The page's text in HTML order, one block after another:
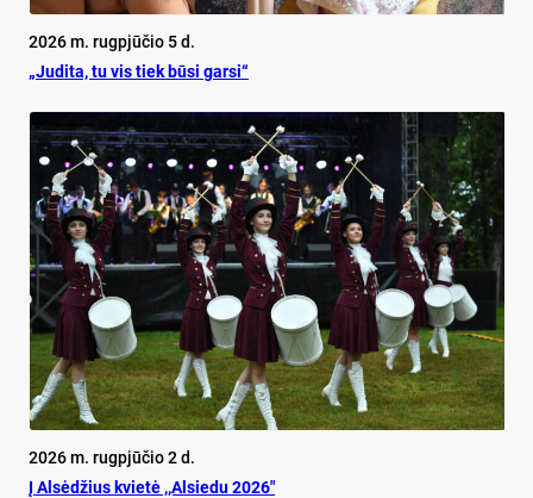
2026 m. rugpjūčio 5 d.
„Judita, tu vis tiek būsi garsi“
2026 m. rugpjūčio 2 d.
Į Alsėdžius kvietė ,,Alsiedu 2026″